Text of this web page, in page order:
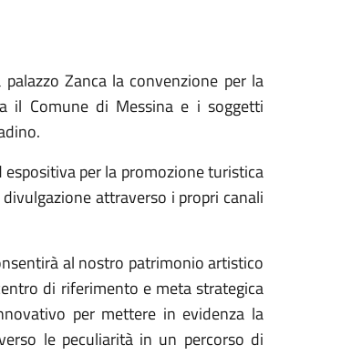
Zanca la convenzione per la
il Comune di Messina e i soggetti
per la promozione turistica
attraverso i propri canali
al nostro patrimonio artistico
di riferimento e meta strategica
per mettere in evidenza la
le peculiarità in un percorso di